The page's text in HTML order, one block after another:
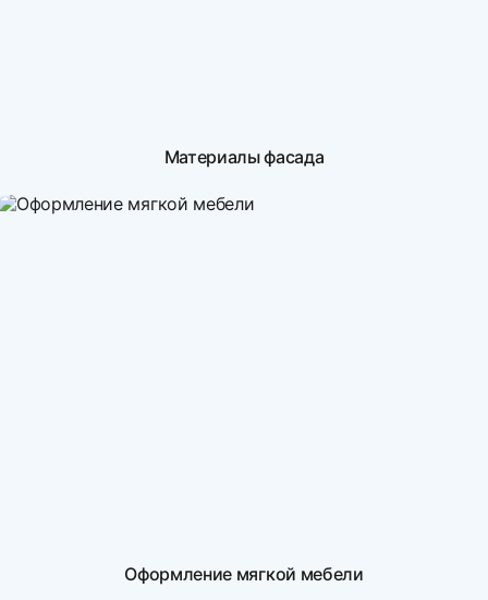
Материалы фасада
Оформление мягкой мебели